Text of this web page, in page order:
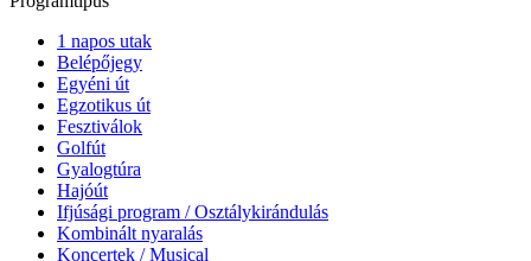
1 napos utak
Belépőjegy
Egyéni út
Egzotikus út
Fesztiválok
Golfút
Gyalogtúra
Hajóút
Ifjúsági program / Osztálykirándulás
Kombinált nyaralás
Koncertek / Musical